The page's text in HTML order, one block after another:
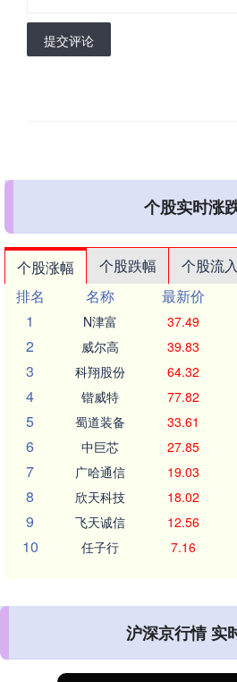
提交评论
个股实时涨
个股涨幅 个股跌幅 个股流入
排名
名称 最新价
1
N津富 37.49
2 威尔高 39.83
3 科翔股份 64.32
4 锴威特 77.82
5 蜀道装备 33.61
6 中巨芯 27.85
7 广哈通信 19.03
8 欣天科技 18.02
9 飞天诚信 12.56
10 任子行 7.16
沪深京行情 实